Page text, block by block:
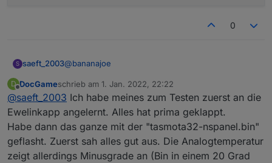
0
S saeft_2003@bananajoe
Ich habe noch einen weg über http gefunden. so
z.b.
Jetzt will ich hier nur die HMI-outdoorTemp setzen
und nicht HMI_weather.
D
Offline
DocGameschrieb am 1. Jan. 2022, 22:22
zuletzt editiert von
@saeft_2003 Ich habe meines zum Testen zuerst an die
Ewelinkapp angelernt. Alles hat prima geklappt.
Habe dann das ganze mit der "tasmota32-nspanel.bin"
geflasht. Zuerst sah alles gut aus. Die Analogtemperatur
zeigt allerdings Minusgrade an (Bin in einem 20 Grad